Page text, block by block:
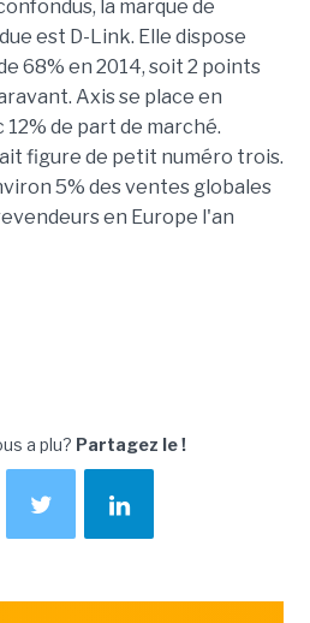
la marque de
est D-Link. Elle dispose
68% en 2014, soit 2 points
Axis se place en
de part de marché.
figure de petit numéro trois.
5% des ventes globales
en Europe l'an
a plu? Partagez le !